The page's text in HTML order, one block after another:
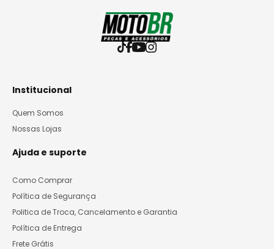
Institucional
Quem Somos
Nossas Lojas
Ajuda e suporte
Como Comprar
Política de Segurança
Politica de Troca, Cancelamento e Garantia
Política de Entrega
Frete Grátis